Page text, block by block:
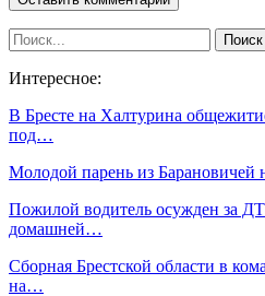
Интересное:
В Бресте на Халтурина
под…
Молодой парень из
Пожилой водитель осужден за
домашней…
Сборная Брестской области в
на…